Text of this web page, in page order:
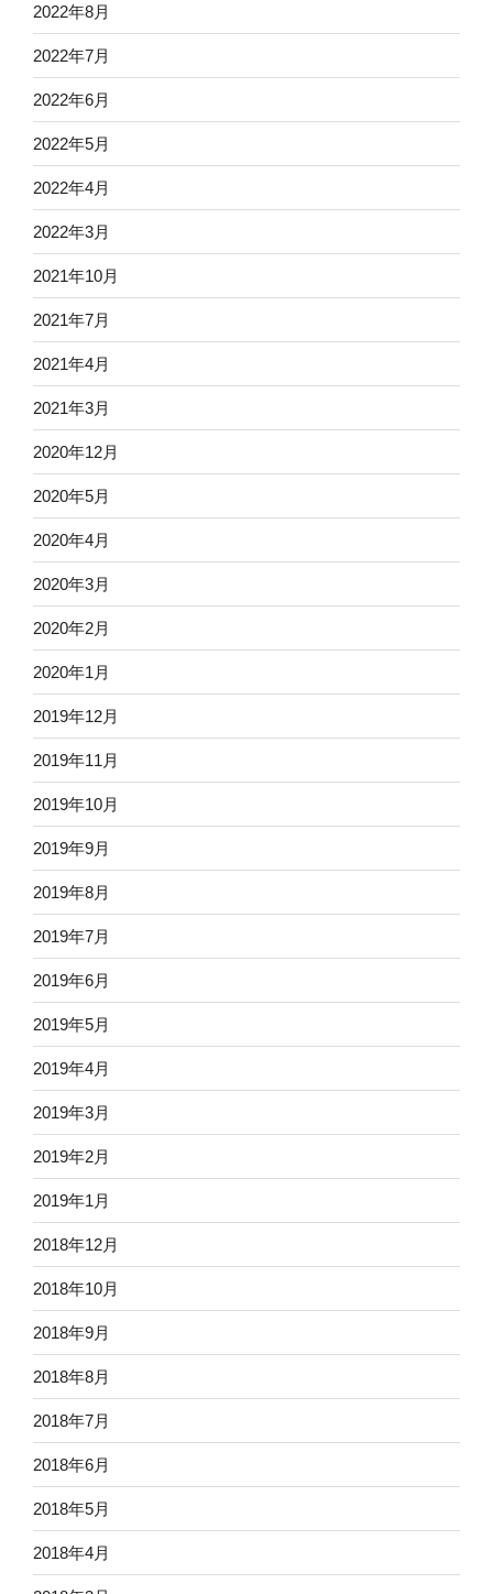
2022年8月
2022年7月
2022年6月
2022年5月
2022年4月
2022年3月
2021年10月
2021年7月
2021年4月
2021年3月
2020年12月
2020年5月
2020年4月
2020年3月
2020年2月
2020年1月
2019年12月
2019年11月
2019年10月
2019年9月
2019年8月
2019年7月
2019年6月
2019年5月
2019年4月
2019年3月
2019年2月
2019年1月
2018年12月
2018年10月
2018年9月
2018年8月
2018年7月
2018年6月
2018年5月
2018年4月